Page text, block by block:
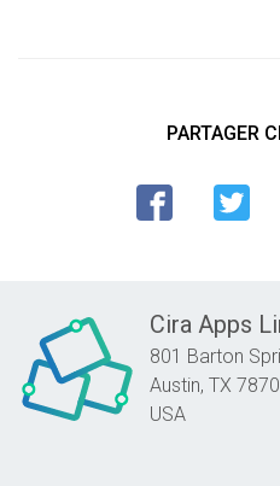
PARTAGER
Cira Apps
801 Barton
Austin, TX
USA